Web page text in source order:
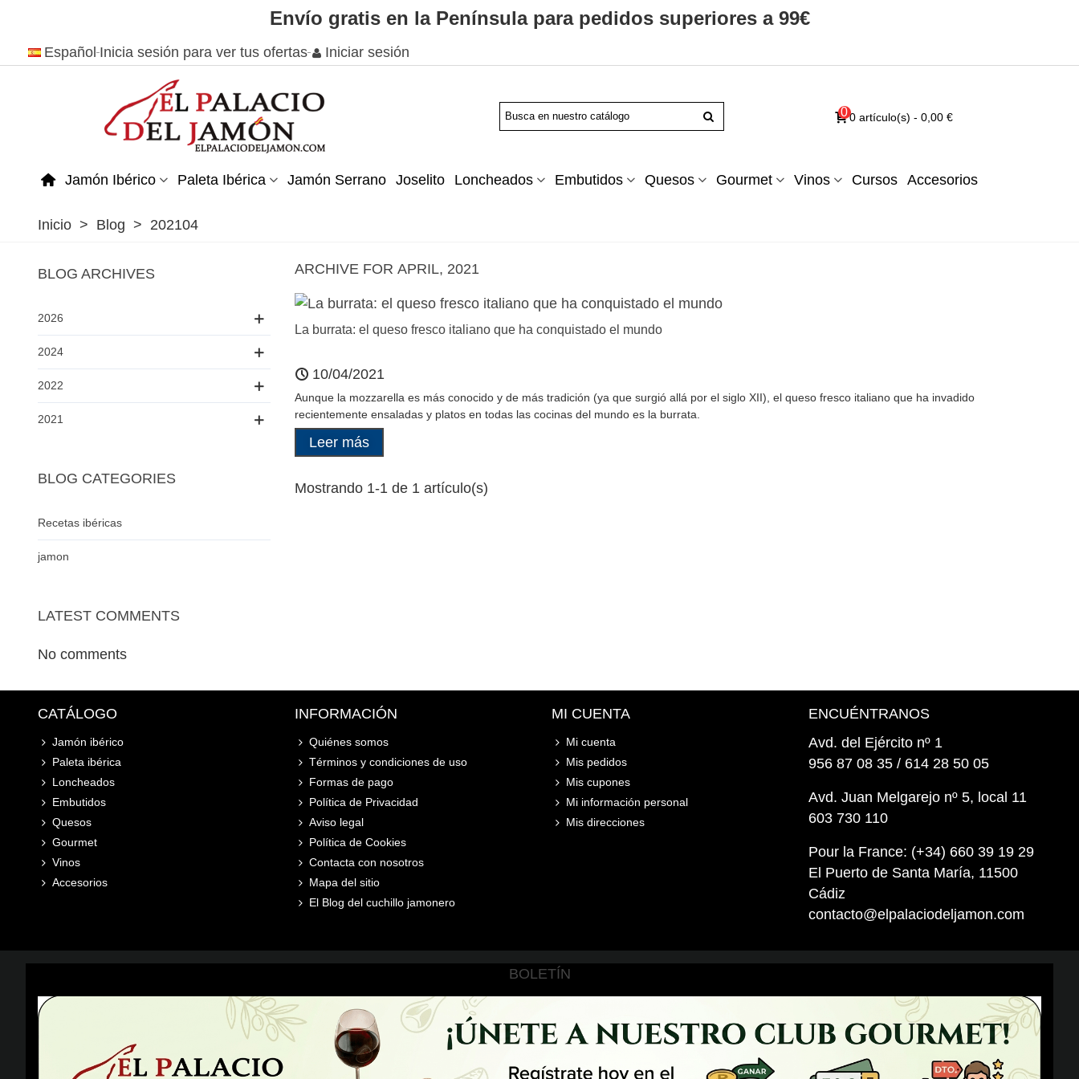
Envío gratis en la Península para pedidos superiores a 99€
Español Inicia sesión para ver tus ofertas Iniciar sesión
00 artículo(s) - 0,00 €
Jamón Ibérico Paleta Ibérica Jamón Serrano Joselito Loncheados Embutidos Quesos Gourmet Vinos Cursos Accesorios
Inicio > Blog > 202104
BLOG ARCHIVES
2026
2024
2022
2021
BLOG CATEGORIES
Recetas ibéricas
jamon
LATEST COMMENTS
No comments
ARCHIVE FOR APRIL, 2021
La burrata: el queso fresco italiano que ha conquistado el mundo
10/04/2021
Aunque la mozzarella es más conocido y de más tradición (ya que surgió allá por el siglo XII), el queso fresco italiano que ha invadido
recientemente ensaladas y platos en todas las cocinas del mundo es la burrata.
Leer más
Mostrando 1-1 de 1 artículo(s)
CATÁLOGO
Jamón ibérico
Paleta ibérica
Loncheados
Embutidos
Quesos
Gourmet
Vinos
Accesorios
INFORMACIÓN
Quiénes somos
Términos y condiciones de uso
Formas de pago
Política de Privacidad
Aviso legal
Política de Cookies
Contacta con nosotros
Mapa del sitio
El Blog del cuchillo jamonero
MI CUENTA
Mi cuenta
Mis pedidos
Mis cupones
Mi información personal
Mis direcciones
ENCUÉNTRANOS
Avd. del Ejército nº 1
956 87 08 35 / 614 28 50 05
Avd. Juan Melgarejo nº 5, local 11
603 730 110
Pour la France: (+34) 660 39 19 29
El Puerto de Santa María, 11500
Cádiz
contacto@elpalaciodeljamon.com
BOLETÍN